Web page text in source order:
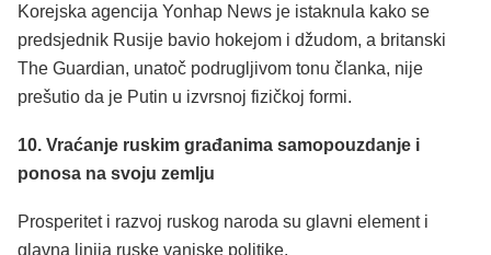
Korejska agencija Yonhap News je istaknula kako se
predsjednik Rusije bavio hokejom i džudom, a britanski
The Guardian, unatoč podrugljivom tonu članka, nije
prešutio da je Putin u izvrsnoj fizičkoj formi.
10. Vraćanje ruskim građanima samopouzdanje i
ponosa na svoju zemlju
Prosperitet i razvoj ruskog naroda su glavni element i
glavna linija ruske vanjske politike.